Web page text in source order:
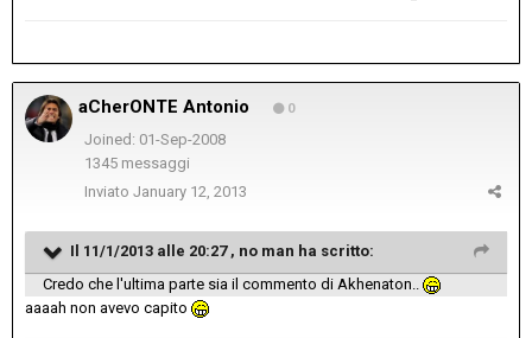
aCherONTE Antonio 0
Joined: 01-Sep-2008
1345 messaggi
Inviato January 12, 2013
Il 11/1/2013 alle 20:27 , no man ha scritto:
Credo che l'ultima parte sia il commento di Akhenaton..
aaaah non avevo capito